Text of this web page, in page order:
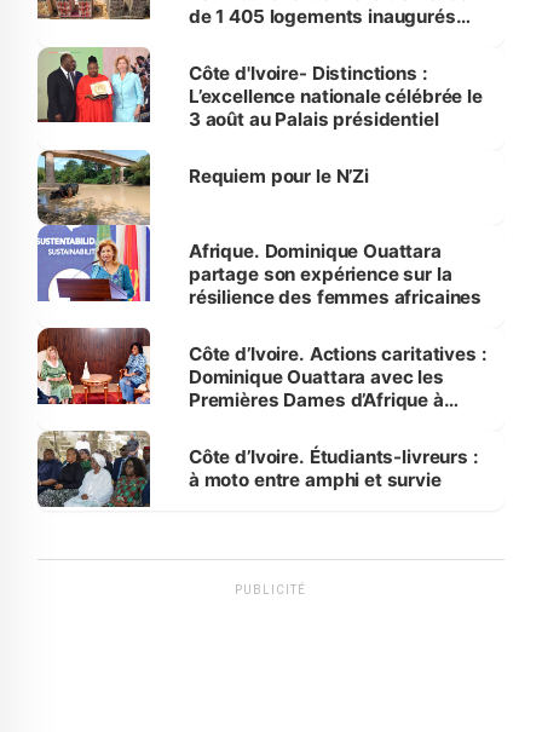
de 1 405 logements inaugurés
Bassam
Côte d'Ivoire- Distinctions :
L’excellence nationale célébrée le
3 août au Palais présidentiel
Requiem pour le N’Zi
Afrique. Dominique Ouattara
partage son expérience sur la
résilience des femmes africaines
Côte d’Ivoire. Actions caritatives :
Dominique Ouattara avec les
Premières Dames d’Afrique à
Côte d’Ivoire. Étudiants-livreurs :
à moto entre amphi et survie
PUBLICITÉ